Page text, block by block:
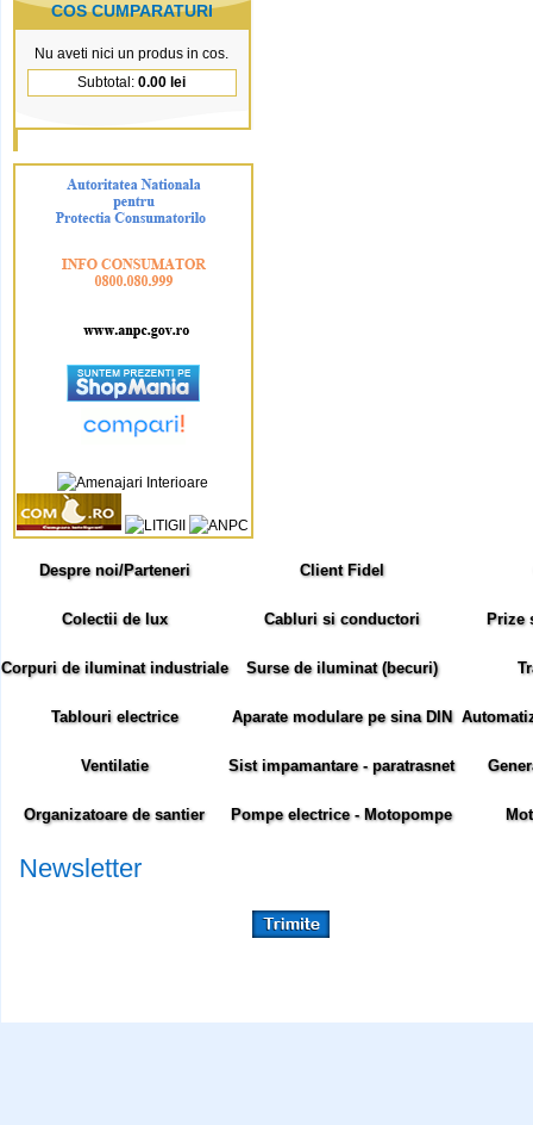
COS CUMPARATURI
Nu aveti nici un produs in cos.
Subtotal: 0.00 lei
Despre noi/Parteneri Client Fidel
Colectii de lux Cabluri si conductori Prize
Corpuri de iluminat industriale Surse de iluminat (becuri)
Tablouri electrice Aparate modulare pe sina DIN
Ventilatie Sist impamantare - paratrasnet
Organizatoare de santier Pompe electrice - Motopompe
Newsletter